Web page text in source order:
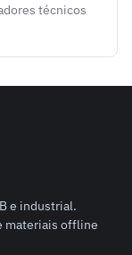
técnicos
e industrial.
materiais offline